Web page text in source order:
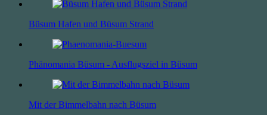
Büsum Hafen und Büsum Strand
Phänomania Büsum - Ausflugsziel in Büsum
Mit der Bimmelbahn nach Büsum